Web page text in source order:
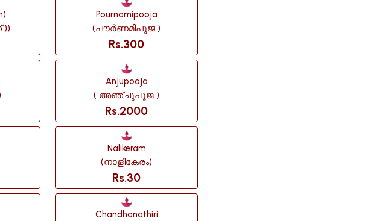
Pournamipooja
(പൗർണമിപൂജ )
Rs.300
Anjupooja
( അഞ്ചുപൂജ )
Rs.2000
Nalikeram
(നാളികേരം)
Rs.30
Chandhanathiri